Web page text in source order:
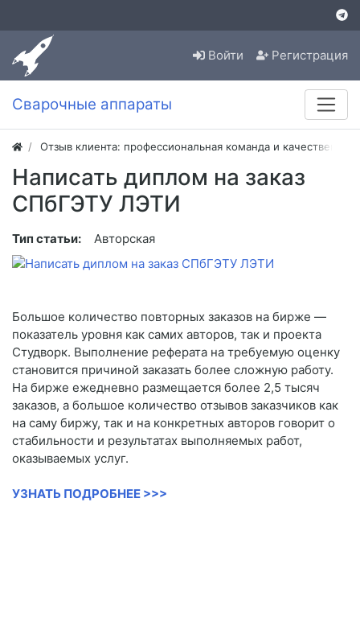
Войти Регистрация
Сварочные аппараты
Отзыв клиента: профессиональная команда и
Написать диплом на заказ
СПбГЭТУ ЛЭТИ
Тип статьи: Авторская
Большое количество повторных заказов на бирже —
показатель уровня как самих авторов, так и проекта
Студворк. Выполнение реферата на требуемую оценку
становится причиной заказать более сложную работу.
На бирже ежедневно размещается более 2,5 тысяч
заказов, а большое количество отзывов заказчиков как
на саму биржу, так и на конкретных авторов говорит о
стабильности и результатах выполняемых работ,
оказываемых услуг.
УЗНАТЬ ПОДРОБНЕЕ >>>